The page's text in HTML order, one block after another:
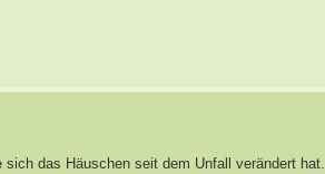
das Häuschen seit dem Unfall verändert hat.